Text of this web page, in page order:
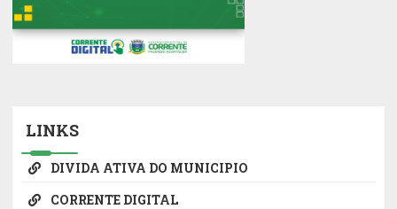
LINKS
DIVIDA ATIVA DO MUNICIPIO
CORRENTE DIGITAL